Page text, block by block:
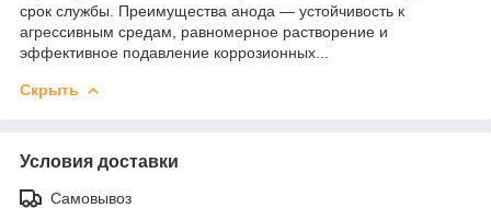
срок службы. Преимущества анода — устойчивость к
агрессивным средам, равномерное растворение и
эффективное подавление коррозионных...
Скрыть
Условия доставки
Самовывоз